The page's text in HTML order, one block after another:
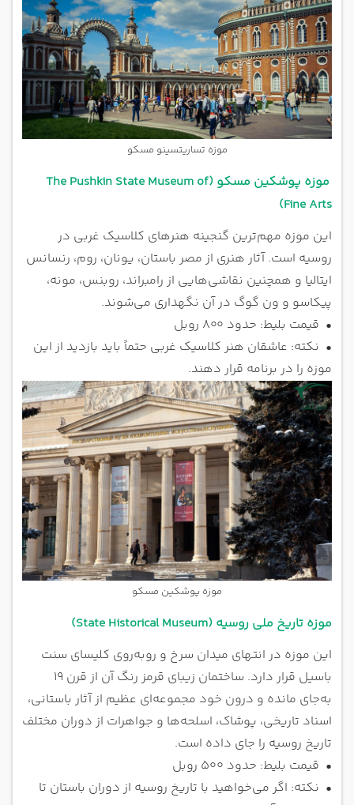
موزه تساریتسینو مسکو
موزه پوشکین مسکو (The Pushkin State Museum of
Fine Arts)
این موزه مهم‌ترین گنجینه هنرهای کلاسیک غربی در
روسیه است. آثار هنری از مصر باستان، یونان، روم، رنسانس
ایتالیا و همچنین نقاشی‌هایی از رامبراند، روبنس، مونه،
پیکاسو و ون گوگ در آن نگهداری می‌شوند.
• قیمت بلیط: حدود 800 روبل
• نکته: عاشقان هنر کلاسیک غربی حتماً باید بازدید از این
موزه را در برنامه قرار دهند.
موزه پوشکین مسکو
موزه تاریخ ملی روسیه (State Historical Museum)
این موزه در انتهای میدان سرخ و روبه‌روی کلیسای سنت
باسیل قرار دارد. ساختمان زیبای قرمز رنگ آن از قرن ۱۹
به‌جای مانده و درون خود مجموعه‌ای عظیم از آثار باستانی،
اسناد تاریخی، پوشاک، اسلحه‌ها و جواهرات از دوران مختلف
تاریخ روسیه را جای داده است.
• قیمت بلیط: حدود 500 روبل
• نکته: اگر می‌خواهید با تاریخ روسیه از دوران باستان تا